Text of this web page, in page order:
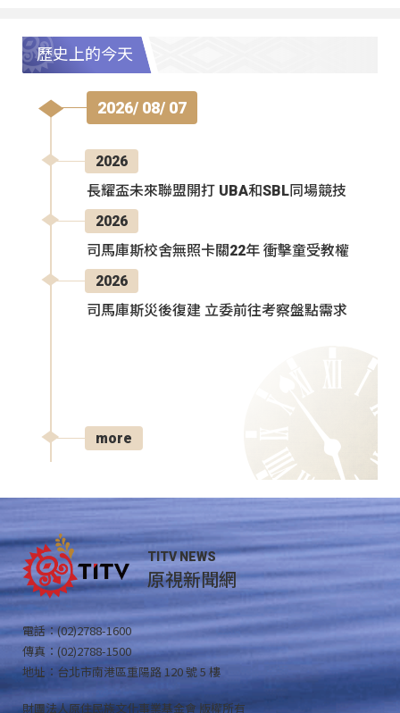
歷史上的今天
2026/ 08/ 07
2026
長耀盃未來聯盟開打 UBA和SBL同場競技
2026
司馬庫斯校舍無照卡關22年 衝擊童受教權
2026
司馬庫斯災後復建 立委前往考察盤點需求
more
TITV NEWS
原視新聞網
電話：(02)2788-1600
傳真：(02)2788-1500
地址：台北市南港區重陽路 120 號 5 樓
財團法人原住民族文化事業基金會 版權所有